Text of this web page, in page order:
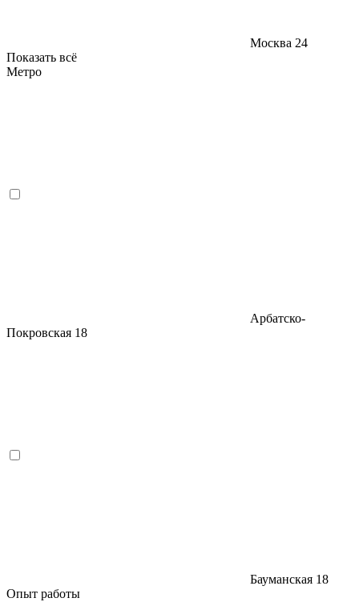
Москва 24
Показать всё
Метро
Арбатско-
Покровская 18
Бауманская 18
Опыт работы